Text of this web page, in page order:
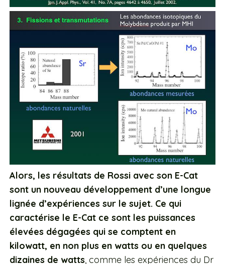
Alors, les résultats de Rossi avec son E-Cat
sont un nouveau développement d’une longue
lignée d’expériences sur le sujet. Ce qui
caractérise le E-Cat ce sont les puissances
élevées dégagées qui se comptent en
kilowatt, en non plus en watts ou en quelques
dizaines de watts, comme les expériences du Dr